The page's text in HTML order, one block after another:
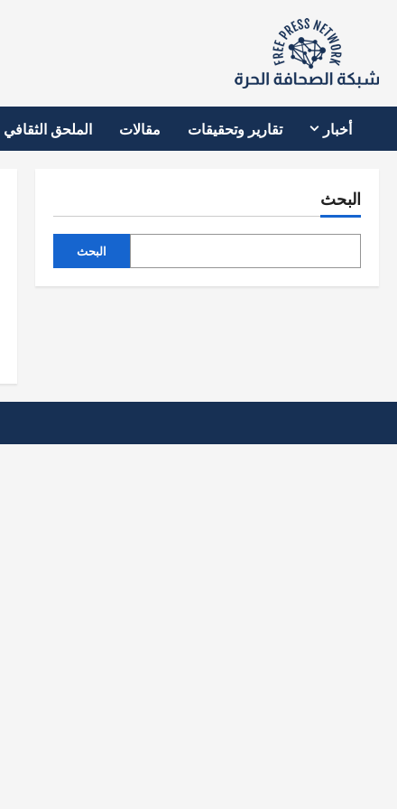
أخبار تقارير وتحقيقات مقالات الملحق الثقافي
البحث
البحث